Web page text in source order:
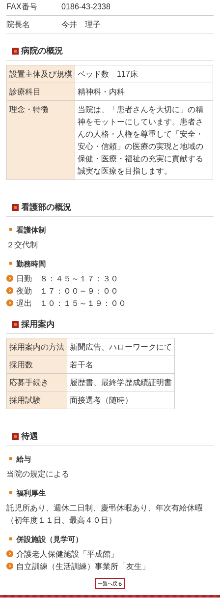
FAX番号 0186-43-2338
院長名 今井 理子
病院の概況
設置主体及び規模 ベッド数 117床
診療科目 精神科・内科
理念・特徴
当院は、「患者さんを大切に」の精
神をモットーにしています。患者さ
んの人格・人権を尊重して「安全・
安心・信頼」の医療の実現と地域の
保健・医療・福祉の充実に貢献する
誠実な医療を目指します。
看護部の概況
看護体制
２交代制
勤務時間
日勤 ８：４５～１７：３０
夜勤 １７：００～９：００
遅出 １０：１５～１９：００
採用案内
採用案内の方法 新聞広告、ハローワークにて
採用数 若干名
応募手続き 履歴書、最終学歴成績証明書
採用試験 面接選考（随時）
待遇
給与
当院の規定による
福利厚生
託児所あり、週休二日制、慶弔休暇あり、年次有給休暇
（初年度１１日、最高４０日）
併設施設（見学可）
介護老人保健施設「平成館」
自立訓練（生活訓練）事業所「友生」
一覧へ戻る